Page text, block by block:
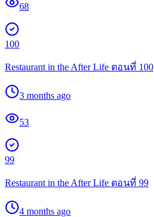
68
100
Restaurant in the After Life ตอนที่ 100
3 months ago
53
99
Restaurant in the After Life ตอนที่ 99
4 months ago